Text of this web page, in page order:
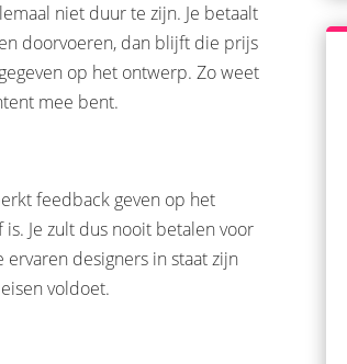
niet duur te zijn. Je betaalt
doorvoeren, dan blijft die prijs
op het ontwerp. Zo weet
mee bent.
feedback geven op het
Je zult dus nooit betalen voor
designers in staat zijn
voldoet.